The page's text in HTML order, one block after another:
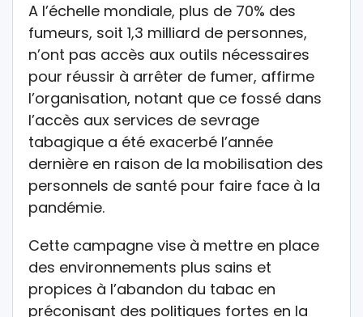
A l’échelle mondiale, plus de 70% des
fumeurs, soit 1,3 milliard de personnes,
n’ont pas accès aux outils nécessaires
pour réussir à arrêter de fumer, affirme
l’organisation, notant que ce fossé dans
l’accès aux services de sevrage
tabagique a été exacerbé l’année
dernière en raison de la mobilisation des
personnels de santé pour faire face à la
pandémie.
Cette campagne vise à mettre en place
des environnements plus sains et
propices à l’abandon du tabac en
préconisant des politiques fortes en la